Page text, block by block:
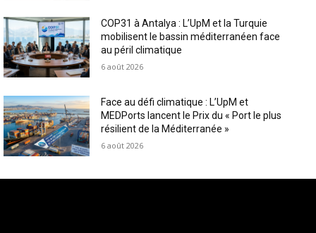
COP31 à Antalya : L’UpM et la Turquie
mobilisent le bassin méditerranéen face
au péril climatique
6 août 2026
Face au défi climatique : L’UpM et
MEDPorts lancent le Prix du « Port le plus
résilient de la Méditerranée »
6 août 2026